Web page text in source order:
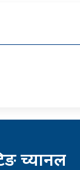
च्यानल